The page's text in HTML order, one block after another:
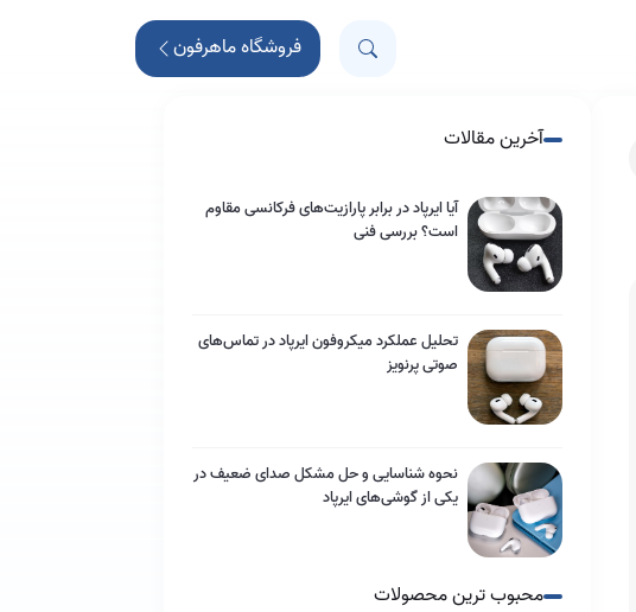
فروشگاه ماهرفون
آخرین مقالات
آیا ایرپاد در برابر پارازیت‌های فرکانسی مقاوم
است؟ بررسی فنی
تحلیل عملکرد میکروفون ایرپاد در تماس‌های
صوتی پرنویز
نحوه شناسایی و حل مشکل صدای ضعیف در
یکی از گوشی‌های ایرپاد
محبوب ترین محصولات